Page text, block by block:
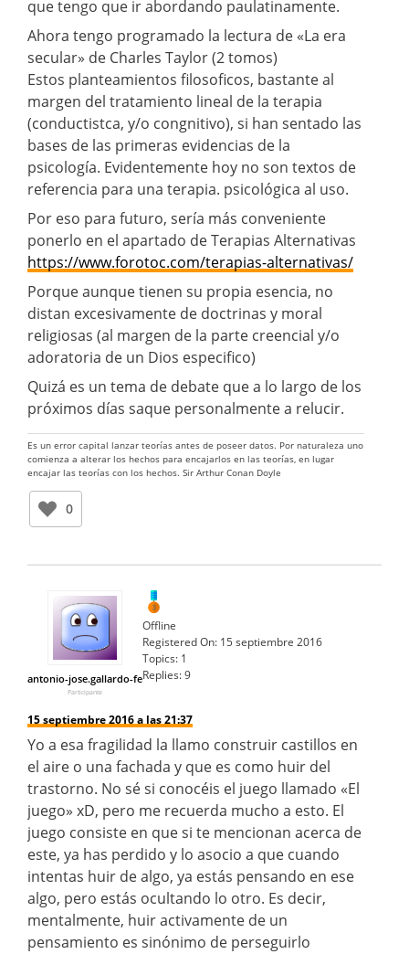
que tengo que ir abordando paulatinamente.
Ahora tengo programado la lectura de «La era
secular» de Charles Taylor (2 tomos)
Estos planteamientos filosoficos, bastante al
margen del tratamiento lineal de la terapia
(conductistca, y/o congnitivo), si han sentado las
bases de las primeras evidencias de la
psicología. Evidentemente hoy no son textos de
referencia para una terapia. psicológica al uso.
Por eso para futuro, sería más conveniente
ponerlo en el apartado de Terapias Alternativas
https://www.forotoc.com/terapias-alternativas/
Porque aunque tienen su propia esencia, no
distan excesivamente de doctrinas y moral
religiosas (al margen de la parte creencial y/o
adoratoria de un Dios especifico)
Quizá es un tema de debate que a lo largo de los
próximos días saque personalmente a relucir.
Es un error capital lanzar teorías antes de poseer datos. Por naturaleza uno
comienza a alterar los hechos para encajarlos en las teorías, en lugar
encajar las teorías con los hechos. Sir Arthur Conan Doyle
0
antonio-jose.gallardo-fe
Participante
Offline
Registered On: 15 septiembre 2016
Topics: 1
Replies:9
15 septiembre 2016 a las 21:37
Yo a esa fragilidad la llamo construir castillos en
el aire o una fachada y que es como huir del
trastorno. No sé si conocéis el juego llamado «El
juego» xD, pero me recuerda mucho a esto. El
juego consiste en que si te mencionan acerca de
este, ya has perdido y lo asocio a que cuando
intentas huir de algo, ya estás pensando en ese
algo, pero estás ocultando lo otro. Es decir,
mentalmente, huir activamente de un
pensamiento es sinónimo de perseguirlo